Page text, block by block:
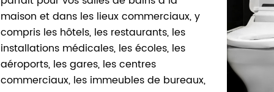
maison et dans les lieux commerciaux, y
compris les hôtels, les restaurants, les
installations médicales, les écoles, les
aéroports, les gares, les centres
commerciaux, les immeubles de bureaux,